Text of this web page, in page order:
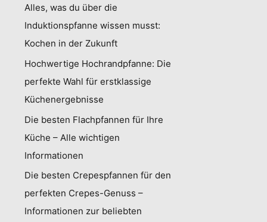
Alles, was du über die
Induktionspfanne wissen musst:
Kochen in der Zukunft
Hochwertige Hochrandpfanne: Die
perfekte Wahl für erstklassige
Küchenergebnisse
Die besten Flachpfannen für Ihre
Küche – Alle wichtigen
Informationen
Die besten Crepespfannen für den
perfekten Crepes-Genuss –
Informationen zur beliebten